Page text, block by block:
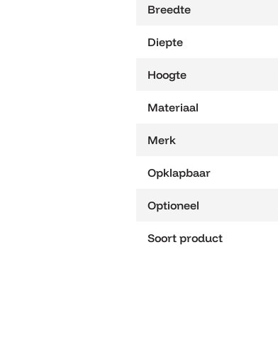
Breedte
Diepte
Hoogte
Materiaal
Merk
Opklapbaar
Optioneel
Soort product